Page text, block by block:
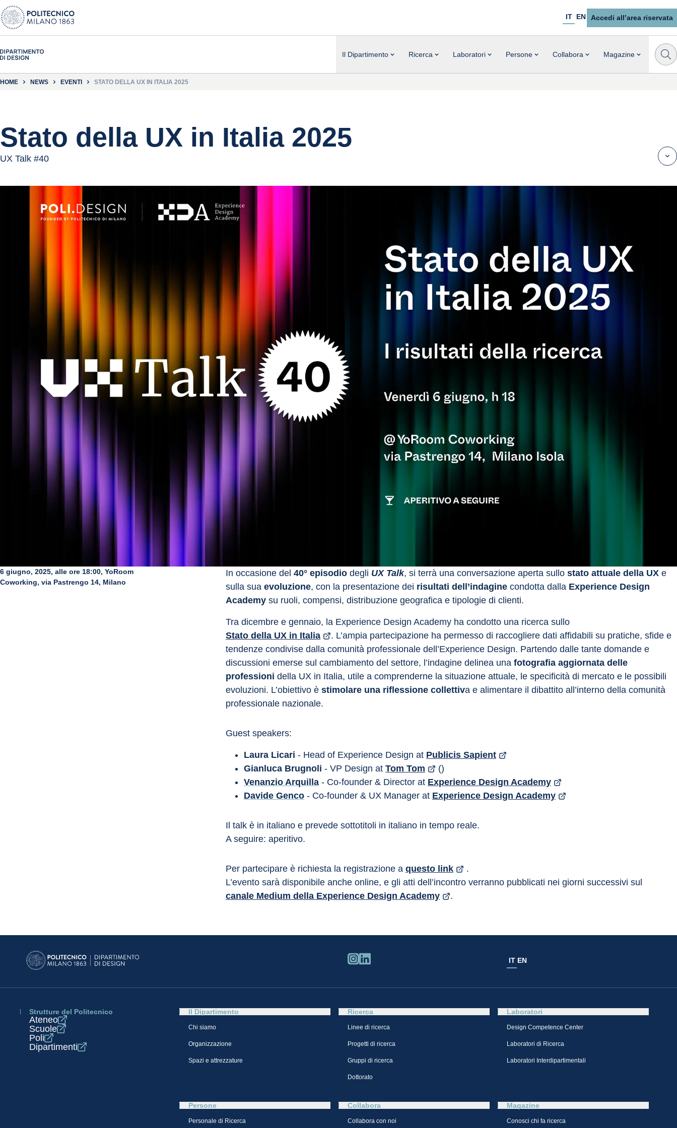
IT EN Accedi all’area riservata
Il Dipartimento Ricerca Laboratori Persone Collabora Magazine
HOME NEWS EVENTI STATO DELLA UX IN ITALIA 2025
Stato della UX in Italia 2025
UX Talk #40
6 giugno, 2025, alle ore 18:00, YoRoom
Coworking, via Pastrengo 14, Milano
In occasione del 40° episodio degli UX Talk, si terrà una conversazione aperta sullo stato attuale della UX e
sulla sua evoluzione, con la presentazione dei risultati dell’indagine condotta dalla Experience Design
Academy su ruoli, compensi, distribuzione geografica e tipologie di clienti.
Tra dicembre e gennaio, la Experience Design Academy ha condotto una ricerca sullo
Stato della UX in Italia
. L’ampia partecipazione ha permesso di raccogliere dati affidabili su pratiche, sfide e
tendenze condivise dalla comunità professionale dell’Experience Design. Partendo dalle tante domande e
discussioni emerse sul cambiamento del settore, l’indagine delinea una fotografia aggiornata delle
professioni della UX in Italia, utile a comprenderne la situazione attuale, le specificità di mercato e le possibili
evoluzioni. L’obiettivo è stimolare una riflessione collettiva e alimentare il dibattito all’interno della comunità
professionale nazionale.
Guest speakers:
Laura Licari - Head of Experience Design at Publicis Sapient
Gianluca Brugnoli - VP Design at Tom Tom
()
Venanzio Arquilla - Co-founder & Director at Experience Design Academy
Davide Genco - Co-founder & UX Manager at Experience Design Academy
Il talk è in italiano e prevede sottotitoli in italiano in tempo reale.
A seguire: aperitivo.
Per partecipare è richiesta la registrazione a questo link
.
L’evento sarà disponibile anche online, e gli atti dell’incontro verranno pubblicati nei giorni successivi sul
canale Medium della Experience Design Academy
.
IT EN
Strutture del Politecnico
Ateneo
Scuole
Poli
Dipartimenti
Il Dipartimento
Chi siamo
Organizzazione
Spazi e attrezzature
Ricerca
Linee di ricerca
Progetti di ricerca
Gruppi di ricerca
Dottorato
Laboratori
Design Competence Center​
Laboratori di Ricerca
Laboratori Interdipartimentali
Persone
Personale di Ricerca
Collabora
Collabora con noi
Magazine
Conosci chi fa ricerca